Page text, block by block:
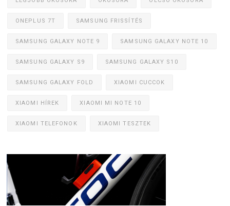
ONEPLUS 7T SAMSUNG FRISSÍTÉS
SAMSUNG GALAXY NOTE 9 SAMSUNG GALAXY NOTE 10
SAMSUNG GALAXY S9 SAMSUNG GALAXY S10
SAMSUNG GALAXY FOLD XIAOMI CUCCOK
XIAOMI HÍREK XIAOMI MI NOTE 10
XIAOMI TELEFONOK XIAOMI TESZTEK